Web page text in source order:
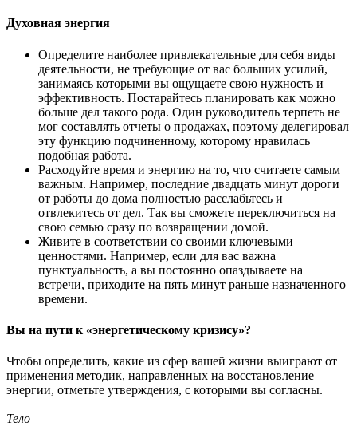
Духовная энергия
Определите наиболее привлекательные для себя виды
деятельности, не требующие от вас больших усилий,
занимаясь которыми вы ощущаете свою нужность и
эффективность. Постарайтесь планировать как можно
больше дел такого рода. Один руководитель терпеть не
мог составлять отчеты о продажах, поэтому делегировал
эту функцию подчиненному, которому нравилась
подобная работа.
Расходуйте время и энергию на то, что считаете самым
важным. Например, последние двадцать минут дороги
от работы до дома полностью расслабьтесь и
отвлекитесь от дел. Так вы сможете переключиться на
свою семью сразу по возвращении домой.
Живите в соответствии со своими ключевыми
ценностями. Например, если для вас важна
пунктуальность, а вы постоянно опаздываете на
встречи, приходите на пять минут раньше назначенного
времени.
Вы на пути к «энергетическому кризису»?
Чтобы определить, какие из сфер вашей жизни выиграют от
применения методик, направленных на восстановление
энергии, отметьте утверждения, с которыми вы согласны.
Тело